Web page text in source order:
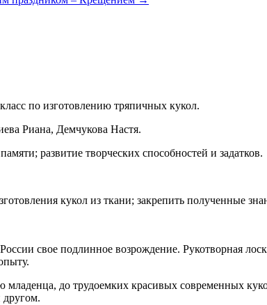
по изготовлению тряпичных кукол.
Риана, Демчукова Настя.
развитие творческих способностей и задатков.
кукол из ткани; закрепить полученные
свое подлинное возрождение. Рукотворная
до трудоемких красивых современных
другом.